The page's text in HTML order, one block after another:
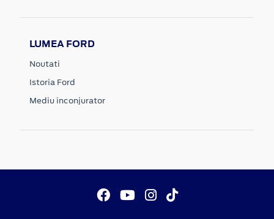
LUMEA FORD
Noutati
Istoria Ford
Mediu inconjurator